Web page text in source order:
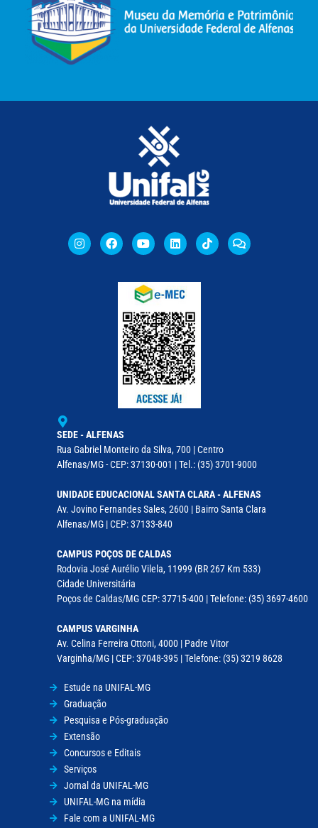
SEDE - ALFENAS
Rua Gabriel Monteiro da Silva, 700 | Centro
Alfenas/MG - CEP: 37130-001 | Tel.: (35) 3701-9000
UNIDADE EDUCACIONAL SANTA CLARA - ALFENAS
Av. Jovino Fernandes Sales, 2600 | Bairro Santa Clara
Alfenas/MG | CEP: 37133-840
CAMPUS POÇOS DE CALDAS
Rodovia José Aurélio Vilela, 11999 (BR 267 Km 533)
Cidade Universitária
Poços de Caldas/MG CEP: 37715-400 | Telefone: (35) 3697-4600
CAMPUS VARGINHA
Av. Celina Ferreira Ottoni, 4000 | Padre Vitor
Varginha/MG | CEP: 37048-395 | Telefone: (35) 3219 8628
Estude na UNIFAL-MG
Graduação
Pesquisa e Pós-graduação
Extensão
Concursos e Editais
Serviços
Jornal da UNIFAL-MG
UNIFAL-MG na mídia
Fale com a UNIFAL-MG